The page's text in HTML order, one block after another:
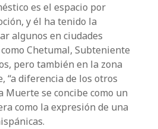
es el espacio por
y él ha tenido la
algunos en ciudades
Chetumal, Subteniente
pero también en la zona
“a diferencia de los otros
Muerte se concibe como un
como la expresión de una